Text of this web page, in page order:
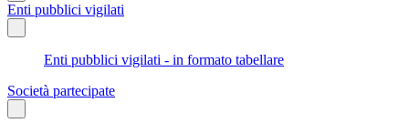
Enti pubblici vigilati
Enti pubblici vigilati - in formato tabellare
Società partecipate